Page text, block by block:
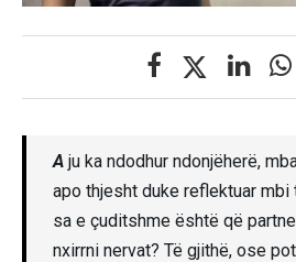
A ju ka ndodhur ndonjëherë,
apo thjesht duke reflektuar mbi
sa e çuditshme është që
nxirrni nervat? Të gjithë, ose